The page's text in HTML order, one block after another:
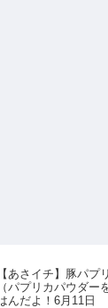
【あさイチ】豚パプ
（パプリカパウダー
んだよ！6月11日